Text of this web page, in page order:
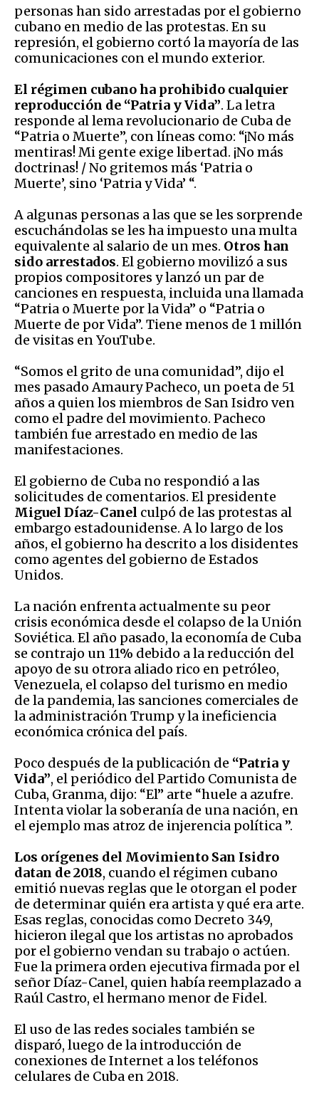
personas han sido arrestadas por el gobierno
cubano en medio de las protestas. En su
represión, el gobierno cortó la mayoría de las
comunicaciones con el mundo exterior.
El régimen cubano ha prohibido cualquier
reproducción de “Patria y Vida”. La letra
responde al lema revolucionario de Cuba de
“Patria o Muerte”, con líneas como: “¡No más
mentiras! Mi gente exige libertad. ¡No más
doctrinas! / No gritemos más ‘Patria o
Muerte’, sino ‘Patria y Vida’ “.
A algunas personas a las que se les sorprende
escuchándolas se les ha impuesto una multa
equivalente al salario de un mes. Otros han
sido arrestados. El gobierno movilizó a sus
propios compositores y lanzó un par de
canciones en respuesta, incluida una llamada
“Patria o Muerte por la Vida” o “Patria o
Muerte de por Vida”. Tiene menos de 1 millón
de visitas en YouTube.
“Somos el grito de una comunidad”, dijo el
mes pasado Amaury Pacheco, un poeta de 51
años a quien los miembros de San Isidro ven
como el padre del movimiento. Pacheco
también fue arrestado en medio de las
manifestaciones.
El gobierno de Cuba no respondió a las
solicitudes de comentarios. El presidente
Miguel Díaz-Canel culpó de las protestas al
embargo estadounidense. A lo largo de los
años, el gobierno ha descrito a los disidentes
como agentes del gobierno de Estados
Unidos.
La nación enfrenta actualmente su peor
crisis económica desde el colapso de la Unión
Soviética. El año pasado, la economía de Cuba
se contrajo un 11% debido a la reducción del
apoyo de su otrora aliado rico en petróleo,
Venezuela, el colapso del turismo en medio
de la pandemia, las sanciones comerciales de
la administración Trump y la ineficiencia
económica crónica del país.
Poco después de la publicación de “Patria y
Vida”, el periódico del Partido Comunista de
Cuba, Granma, dijo: “El” arte “huele a azufre.
Intenta violar la soberanía de una nación, en
el ejemplo mas atroz de injerencia política ”.
Los orígenes del Movimiento San Isidro
datan de 2018, cuando el régimen cubano
emitió nuevas reglas que le otorgan el poder
de determinar quién era artista y qué era arte.
Esas reglas, conocidas como Decreto 349,
hicieron ilegal que los artistas no aprobados
por el gobierno vendan su trabajo o actúen.
Fue la primera orden ejecutiva firmada por el
señor Díaz-Canel, quien había reemplazado a
Raúl Castro, el hermano menor de Fidel.
El uso de las redes sociales también se
disparó, luego de la introducción de
conexiones de Internet a los teléfonos
celulares de Cuba en 2018.